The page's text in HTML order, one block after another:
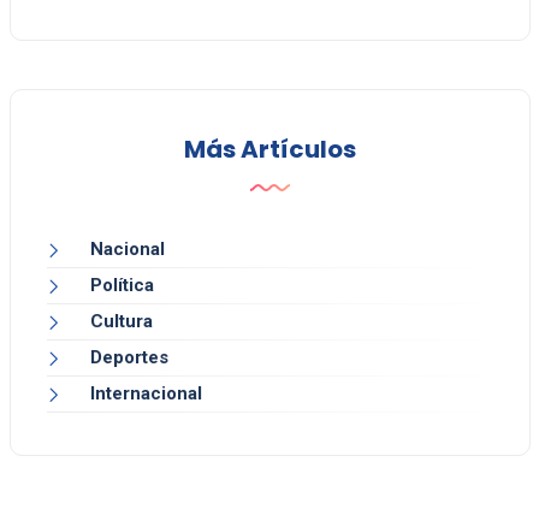
Más Artículos
Nacional
Política
Cultura
Deportes
Internacional